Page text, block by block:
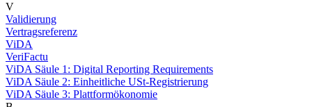
V
Validierung
Vertragsreferenz
ViDA
VeriFactu
ViDA Säule 1: Digital Reporting Requirements
ViDA Säule 2: Einheitliche USt-Registrierung
ViDA Säule 3: Plattformökonomie